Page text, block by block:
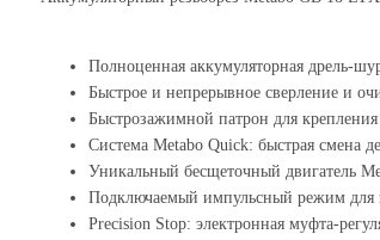
Полноценная аккумуляторная дрель-
Быстрое и непрерывное сверление и
Быстрозажимной патрон для
Система Metabo Quick: быстрая смена
Уникальный бесщеточный двигатель
Подключаемый импульсный режим для
Precision Stop: электронная муфта-